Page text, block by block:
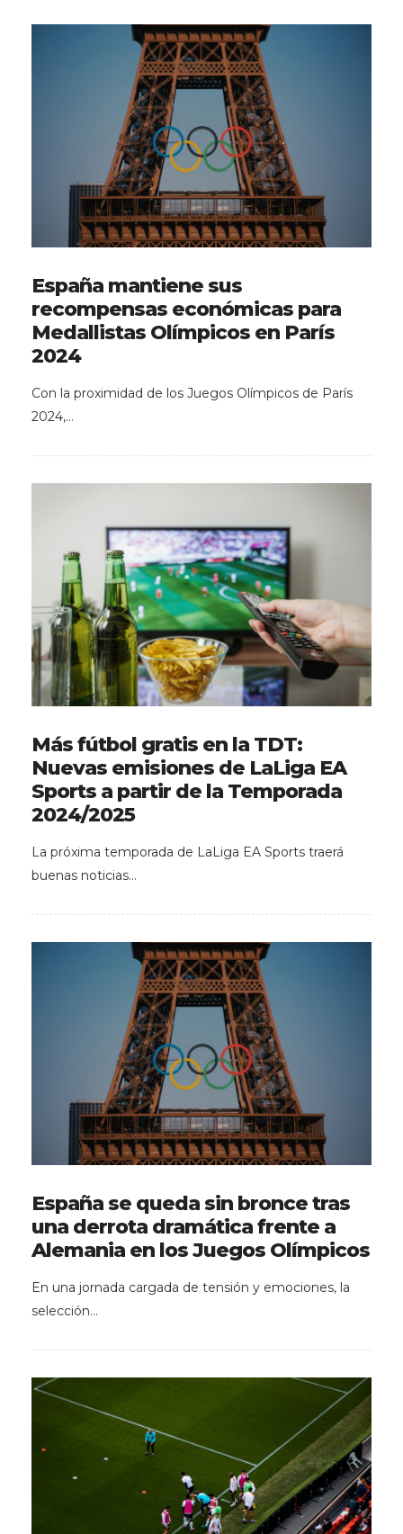
España mantiene sus
recompensas económicas para
Medallistas Olímpicos en París
2024
Con la proximidad de los Juegos Olímpicos de París
2024,…
Más fútbol gratis en la TDT:
Nuevas emisiones de LaLiga EA
Sports a partir de la Temporada
2024/2025
La próxima temporada de LaLiga EA Sports traerá
buenas noticias…
España se queda sin bronce tras
una derrota dramática frente a
Alemania en los Juegos Olímpicos
En una jornada cargada de tensión y emociones, la
selección…